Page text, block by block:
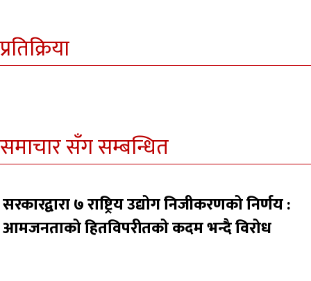
प्रतिक्रिया
समाचार सँग सम्बन्धित
सरकारद्वारा ७ राष्ट्रिय उद्योग निजीकरणको निर्णय :
आमजनताको हितविपरीतको कदम भन्दै विरोध